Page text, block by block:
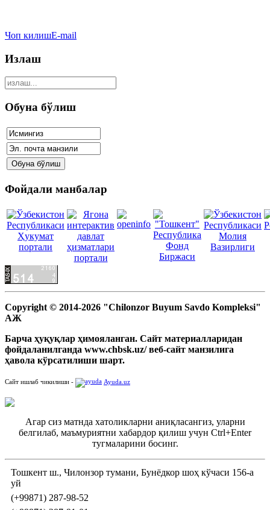
Чоп килишE-mail
Излаш
Обуна бўлиш
Фойдали манбалар
Copyright © 2014-2026 "Chilonzor Buyum Savdo Kompleksi"
АЖ
Барча ҳуқуқлар ҳимояланган. Сайт материалларидан
фойдаланилганда www.chbsk.uz/ веб-сайт манзилига
ҳавола кўрсатилиши шарт.
Сайт ишлаб чикилиши - Ayuda.uz
Агар сиз матнда хатоликларни аниқласангиз, уларни
белгилаб, маъмуриятни хабардор қилиш учун Ctrl+Enter
тугмаларини босинг.
Тошкент ш., Чилонзор тумани, Бунёдкор шоҳ кўчаси 156-а
уй
(+99871) 287-98-52